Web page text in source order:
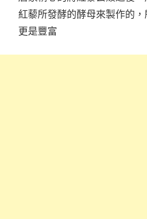
紅藜所發酵的酵母來製作的
更是豐富